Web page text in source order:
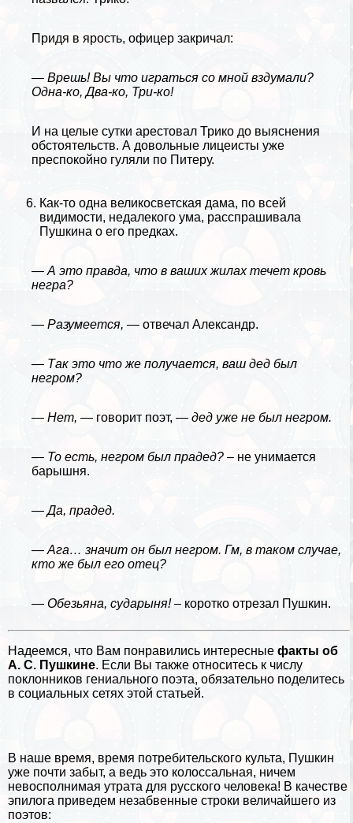
Придя в ярость, офицер закричал:
— Врешь! Вы что играться со мной вздумали?
Одна-ко, Два-ко, Три-ко!
И на целые сутки арестовал Трико до выяснения
обстоятельств. А довольные лицеисты уже
преспокойно гуляли по Питеру.
Как-то одна великосветская дама, по всей
видимости, недалекого ума, расспрашивала
Пушкина о его предках.
— А это правда, что в ваших жилах течет кровь
негра?
— Разумеется, — отвечал Александр.
— Так это что же получается, ваш дед был
негром?
— Нет, — говорит поэт, — дед уже не был негром.
— То есть, негром был прадед? – не унимается
барышня.
—Да, прадед.
—Ага… значит он был негром. Гм, в таком случае,
кто же был его отец?
— Обезьяна, сударыня!– коротко отрезал Пушкин.
Надеемся, что Вам понравились интересные факты об
А. С. Пушкине. Если Вы также относитесь к числу
поклонников гениального поэта, обязательно поделитесь
в социальных сетях этой статьей.
В наше время, время потребительского культа, Пушкин
уже почти забыт, а ведь это колоссальная, ничем
невосполнимая утрата для русского человека! В качестве
эпилога приведем незабвенные строки величайшего из
поэтов: